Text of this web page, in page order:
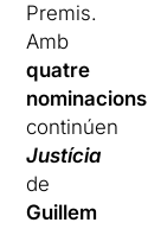
Premis.
Amb
quatre
nominacions
continúen
Justícia
de
Guillem